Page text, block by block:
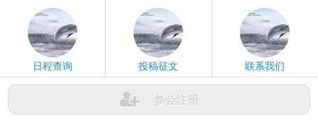
日程查询 投稿征文 联系我们
参会注册